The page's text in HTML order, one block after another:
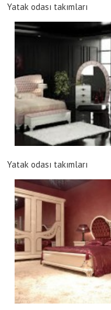
Yatak odası takımları
Yatak odası takımları